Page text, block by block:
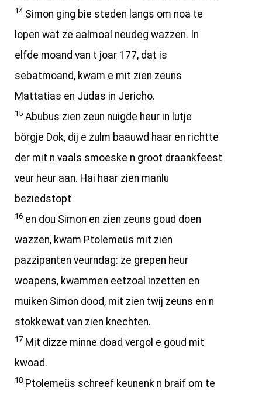
14Simon ging bie steden langs om noa te
lopen wat ze aalmoal neudeg wazzen. In
elfde moand van t joar 177, dat is
sebatmoand, kwam e mit zien zeuns
Mattatias en Judas in Jericho.
15 Abubus zien zeun nuigde heur in lutje
börgje Dok, dij e zulm baauwd haar en richtte
der mit n vaals smoeske n groot draankfeest
veur heur aan. Hai haar zien manlu
beziedstopt
16 en dou Simon en zien zeuns goud doen
wazzen, kwam Ptolemeüs mit zien
pazzipanten veurndag: ze grepen heur
woapens, kwammen eetzoal inzetten en
muiken Simon dood, mit zien twij zeuns en n
stokkewat van zien knechten.
17 Mit dizze minne doad vergol e goud mit
kwoad.
18 Ptolemeüs schreef keunenk n braif om te